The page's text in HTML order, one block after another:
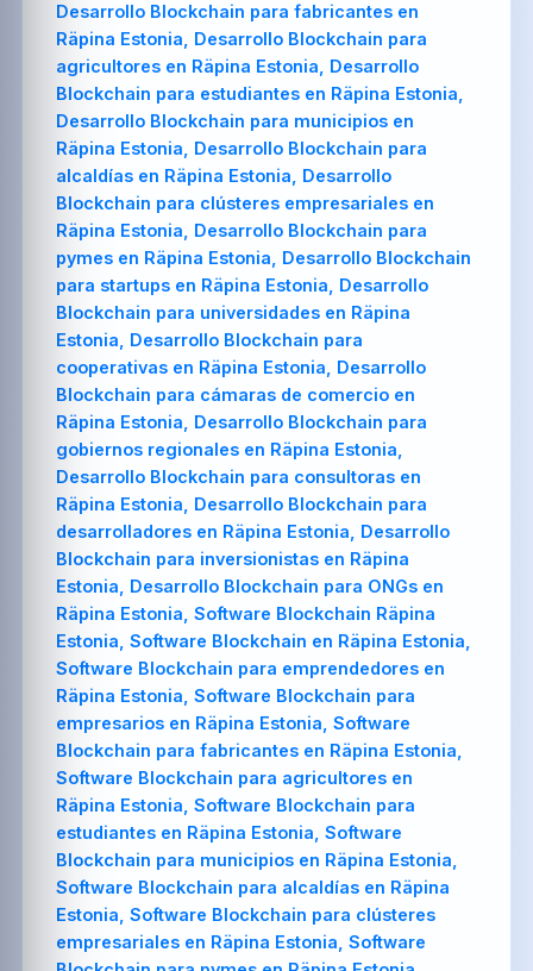
Desarrollo Blockchain para fabricantes en
Räpina Estonia, Desarrollo Blockchain para
agricultores en Räpina Estonia, Desarrollo
Blockchain para estudiantes en Räpina Estonia,
Desarrollo Blockchain para municipios en
Räpina Estonia, Desarrollo Blockchain para
alcaldías en Räpina Estonia, Desarrollo
Blockchain para clústeres empresariales en
Räpina Estonia, Desarrollo Blockchain para
pymes en Räpina Estonia, Desarrollo Blockchain
para startups en Räpina Estonia, Desarrollo
Blockchain para universidades en Räpina
Estonia, Desarrollo Blockchain para
cooperativas en Räpina Estonia, Desarrollo
Blockchain para cámaras de comercio en
Räpina Estonia, Desarrollo Blockchain para
gobiernos regionales en Räpina Estonia,
Desarrollo Blockchain para consultoras en
Räpina Estonia, Desarrollo Blockchain para
desarrolladores en Räpina Estonia, Desarrollo
Blockchain para inversionistas en Räpina
Estonia, Desarrollo Blockchain para ONGs en
Räpina Estonia, Software Blockchain Räpina
Estonia, Software Blockchain en Räpina Estonia,
Software Blockchain para emprendedores en
Räpina Estonia, Software Blockchain para
empresarios en Räpina Estonia, Software
Blockchain para fabricantes en Räpina Estonia,
Software Blockchain para agricultores en
Räpina Estonia, Software Blockchain para
estudiantes en Räpina Estonia, Software
Blockchain para municipios en Räpina Estonia,
Software Blockchain para alcaldías en Räpina
Estonia, Software Blockchain para clústeres
empresariales en Räpina Estonia, Software